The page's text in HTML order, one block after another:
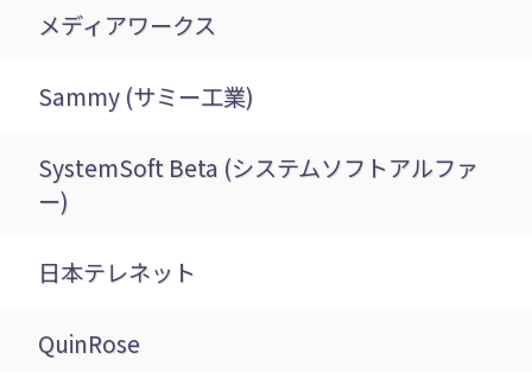
メディアワークス
Sammy (サミー工業)
SystemSoft Beta (システムソフトアルファ
ー)
日本テレネット
QuinRose